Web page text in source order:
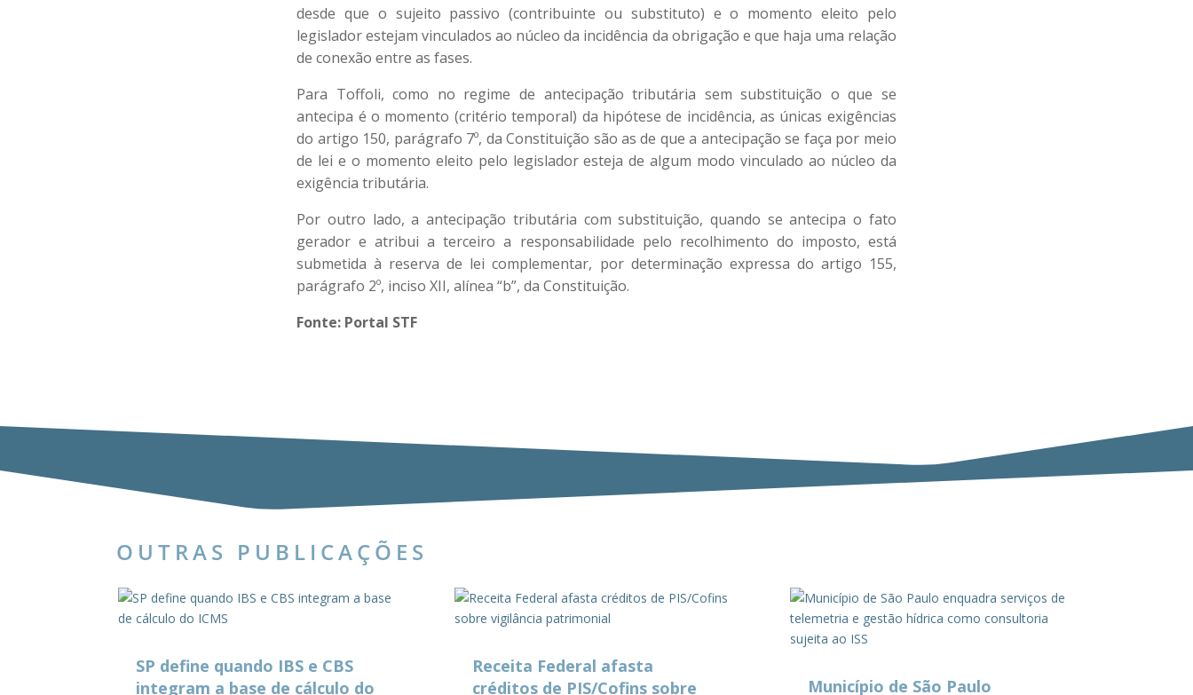
desde que o sujeito passivo (contribuinte ou substituto) e o momento eleito pelo
legislador estejam vinculados ao núcleo da incidência da obrigação e que haja uma relação
de conexão entre as fases.
Para Toffoli, como no regime de antecipação tributária sem substituição o que se
antecipa é o momento (critério temporal) da hipótese de incidência, as únicas exigências
do artigo 150, parágrafo 7º, da Constituição são as de que a antecipação se faça por meio
de lei e o momento eleito pelo legislador esteja de algum modo vinculado ao núcleo da
exigência tributária.
Por outro lado, a antecipação tributária com substituição, quando se antecipa o fato
gerador e atribui a terceiro a responsabilidade pelo recolhimento do imposto, está
submetida à reserva de lei complementar, por determinação expressa do artigo 155,
parágrafo 2º, inciso XII, alínea “b”, da Constituição.
Fonte: Portal STF
OUTRAS PUBLICAÇÕES
SP define quando IBS e CBS
integram a base de cálculo do
Receita Federal afasta
créditos de PIS/Cofins sobre
Município de São Paulo